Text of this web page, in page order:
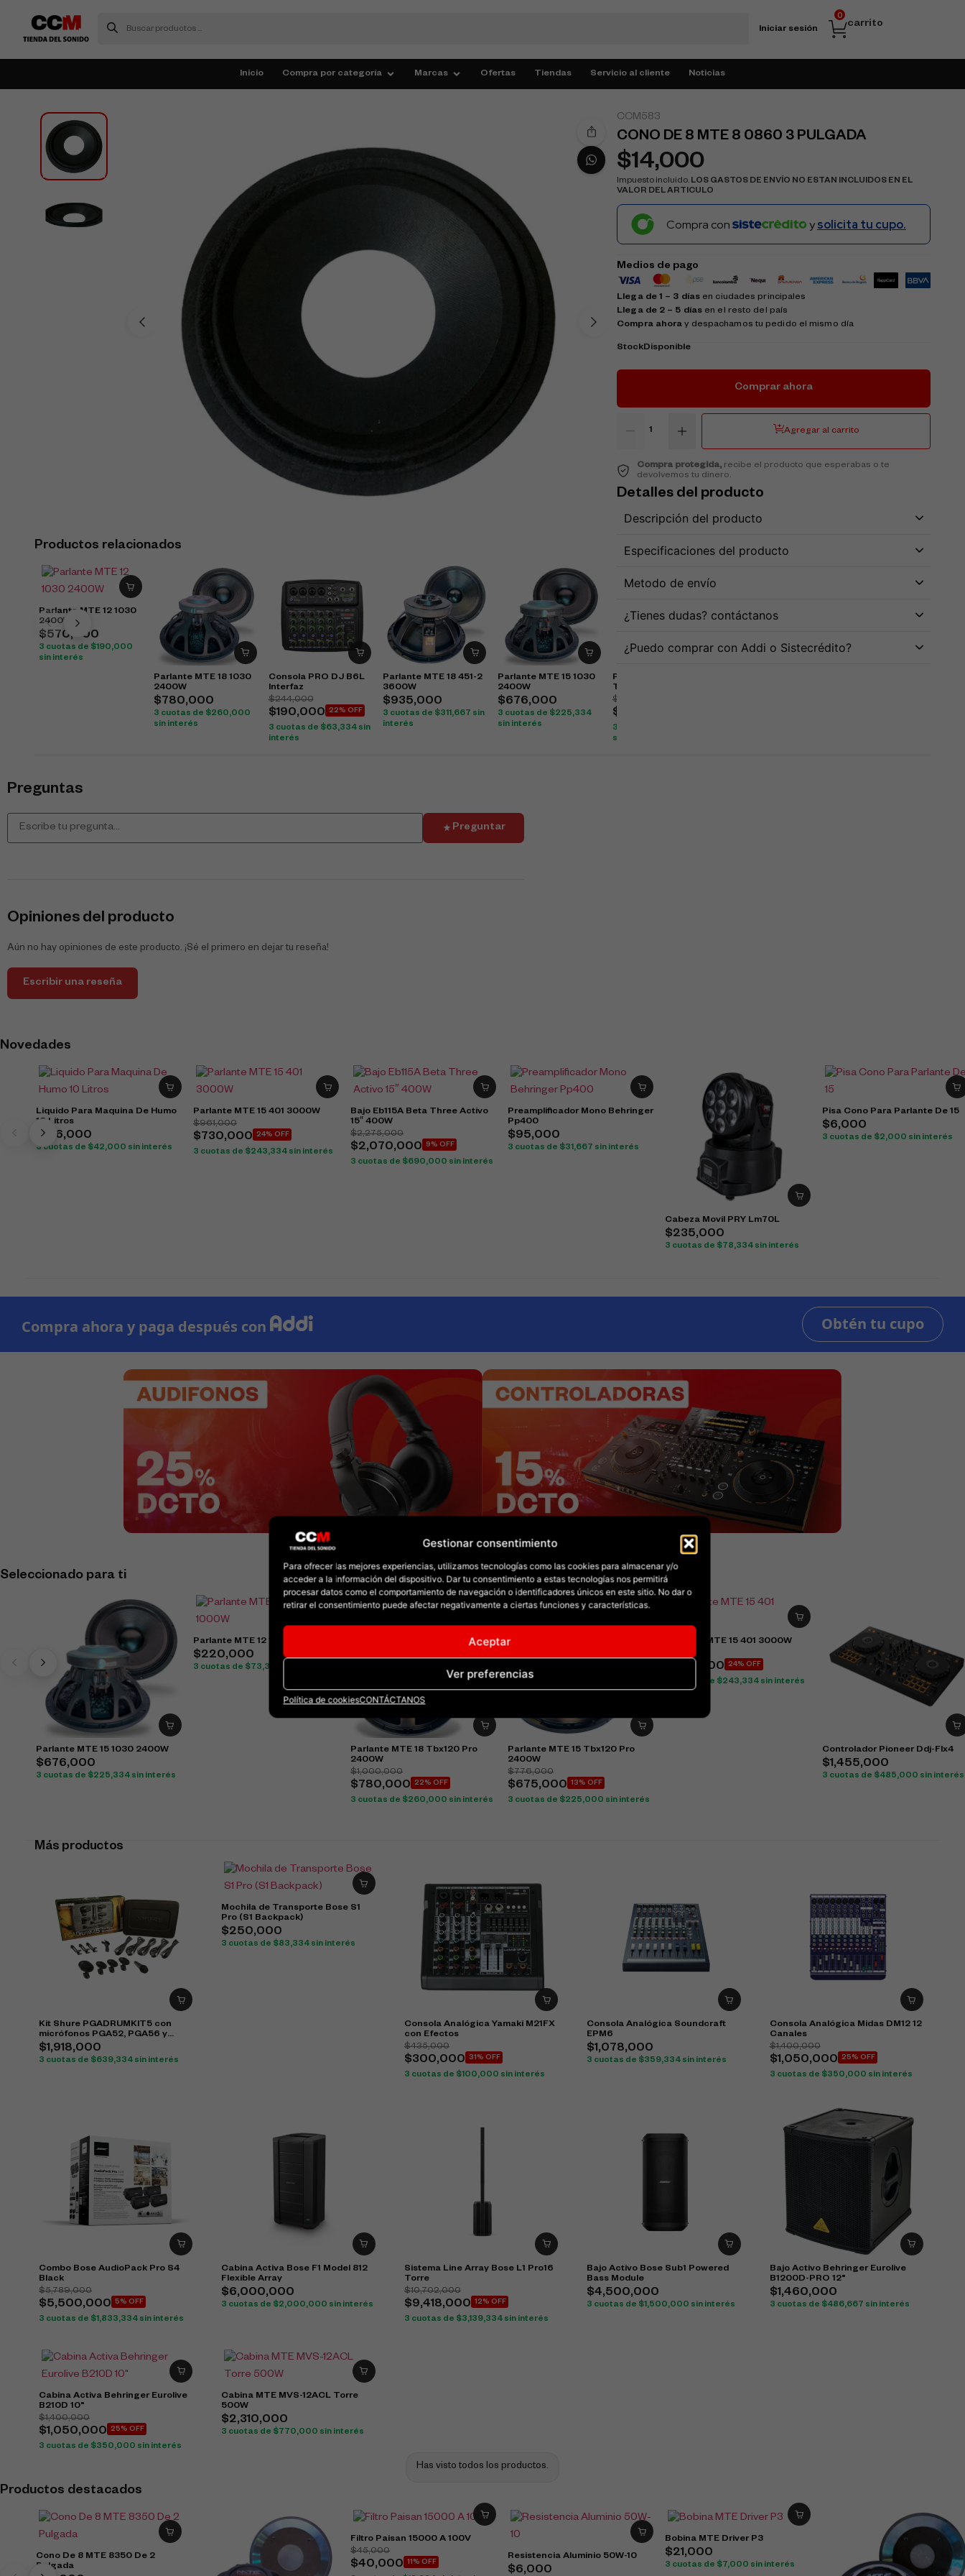
Gestionar consentimiento
Para ofrecer las mejores experiencias, utilizamos tecnologías como las cookies para almacenar y/o
acceder a la información del dispositivo. Dar tu consentimiento a estas tecnologías nos permitirá
procesar datos como el comportamiento de navegación o identificadores únicos en este sitio. No dar o
retirar el consentimiento puede afectar negativamente a ciertas funciones y características.
Aceptar
Ver preferencias
Política de cookiesCONTÁCTANOS
Iniciar sesión carrito
0
Inicio Compra por categoría Marcas Ofertas Tiendas Servicio al cliente Noticias
Productos relacionados
Parlante MTE 12 1030
2400W
$570,000
3 cuotas de $190,000
sin interés
Parlante MTE 18 1030
2400W
$ 780,000
3 cuotas de $260,000
sin interés
Consola PRO DJ B6L
Interfaz
$244,000
$190,000 22% OFF
3 cuotas de $63,334sin
interés
Parlante MTE 18 451-2
3600W
$935,000
3 cuotas de $311,667 sin
interés
Parlante MTE 15 1030
2400W
$676,000
3 cuotas de $225,334
sin interés
Parlante MTE 15
Tbx120 Pro 2400W
$
$
3 cuotas de
sin interés
CCM583
CONO DE 8 MTE 8 0860 3 PULGADA
$14,000
Impuesto incluido. LOS GASTOS DE ENVÍO NO ESTAN INCLUIDOS EN EL
VALOR DEL ARTICULO
Compra con ysolicita tu cupo.
Medios de pago
Llega de 1 – 3 días en ciudades principales
Llega de 2 – 5 días en el resto del país
Compra ahora y despachamos tu pedido el mismo día
StockDisponible
Comprar ahora
Agregar al carrito
Compra protegida,recibe el producto que esperabas o te
devolvemos tu dinero.
Detalles del producto
Descripción del producto
Especificaciones del producto
Metodo de envío
¿Tienes dudas? contáctanos
¿Puedo comprar con Addi o Sistecrédito?
Preguntas
Preguntar
Opiniones del producto
Aún no hay opiniones de este producto. ¡Sé el primero en dejar tu reseña!
Escribir una reseña
Novedades
Liquido Para Maquina De Humo
10 Litros
$126,000
3 cuotas de $42,000 sin interés
Parlante MTE 15 401 3000W
$961,000
$ 730,000 24% OFF
3 cuotas de $243,334sin interés
Bajo Eb115A Beta Three Activo
15″ 400W
$2,275,000
$2,070,000 9% OFF
3 cuotas de $690,000 sin interés
Preamplificador Mono Behringer
Pp400
$95,000
3 cuotas de $31,667 sin interés
Cabeza Movil PRY Lm70L
$235,000
3 cuotas de $ 78,334 sin interés
Pisa Cono Para Parlante De 15
$6,000
3 cuotas de $2,000 sin interés
Seleccionado para ti
Parlante MTE 15 1030 2400W
$676,000
3 cuotas de $225,334sin interés
Parlante MTE 12 1290 1000W
$220,000
3 cuotas de $73,334
Parlante MTE 18 Tbx120 Pro
2400W
$1,000,000
$ 780,000 22% OFF
3 cuotas de $260,000 sin interés
Parlante MTE 15 Tbx120 Pro
2400W
$776,000
$675,000 13% OFF
3 cuotas de $225,000 sin interés
Parlante MTE 15 401 3000W
961,000
730,000 24% OFF
3 cuotas de $243,334 sin interés
Controlador Pioneer Ddj-Flx4
$1,455,000
3 cuotas de $485,000 sin interés
Más productos
Kit Shure PGADRUMKIT5 con
micrófonos PGA52, PGA56 y
PGA57 para batería
$1,918,000
3 cuotas de $639,334 sin interés
Mochila de Transporte Bose S1
Pro (S1 Backpack)
$250,000
3 cuotas de $83,334 sin interés
Consola Analógica Yamaki M21FX
con Efectos
$435,000
$300,000 31% OFF
3 cuotas de $100,000 sin interés
Consola Analógica Soundcraft
EPM6
$1,078,000
3 cuotas de $359,334 sin interés
Consola Analógica Midas DM12 12
Canales
$1,400,000
$1,050,000 25% OFF
3 cuotas de $350,000 sin interés
Combo Bose AudioPack Pro S4
Black
$5,789,000
$5,500,000 5% OFF
3 cuotas de $1,833,334 sin interés
Cabina Activa Bose F1 Model 812
Flexible Array
$6,000,000
3 cuotas de $2,000,000 sin interés
Sistema Line Array Bose L1 Pro16
Torre
$10,702,000
$9,418,000 12% OFF
3 cuotas de $3,139,334sin interés
Bajo Activo Bose Sub1 Powered
Bass Module
$4,500,000
3 cuotas de $1,500,000 sin interés
Bajo Activo Behringer Eurolive
B1200D-PRO 12"
$1,460,000
3 cuotas de $486,667 sin interés
Cabina Activa Behringer Eurolive
B210D 10"
$1,400,000
$1,050,000 25% OFF
3 cuotas de $350,000 sin interés
Cabina MTE MVS-12ACL Torre
500W
$2,310,000
3 cuotas de $ 770,000 sin interés
Has visto todos los productos.
Productos destacados
Cono De 8 MTE 8350 De 2
Pulgada
Filtro Paisan 15000 A 100V
$45,000
$40,000 11% OFF
Resistencia Aluminio 50W-10
$6,000
Bobina MTE Driver P3
$21,000
3 cuotas de $ 7,000 sin interés